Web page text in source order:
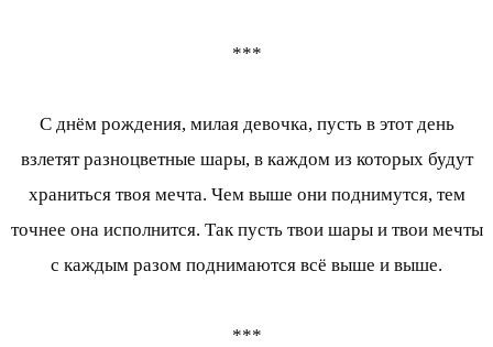
***
С днём рождения, милая девочка, пусть в этот день
взлетят разноцветные шары, в каждом из которых будут
храниться твоя мечта. Чем выше они поднимутся, тем
точнее она исполнится. Так пусть твои шары и твои мечты
с каждым разом поднимаются всё выше и выше.
***